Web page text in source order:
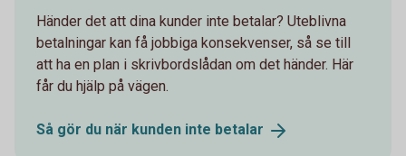
Händer det att dina kunder inte betalar? Uteblivna
betalningar kan få jobbiga konsekvenser, så se till
att ha en plan i skrivbordslådan om det händer. Här
får du hjälp på vägen.
Så gör du när kunden inte betalar